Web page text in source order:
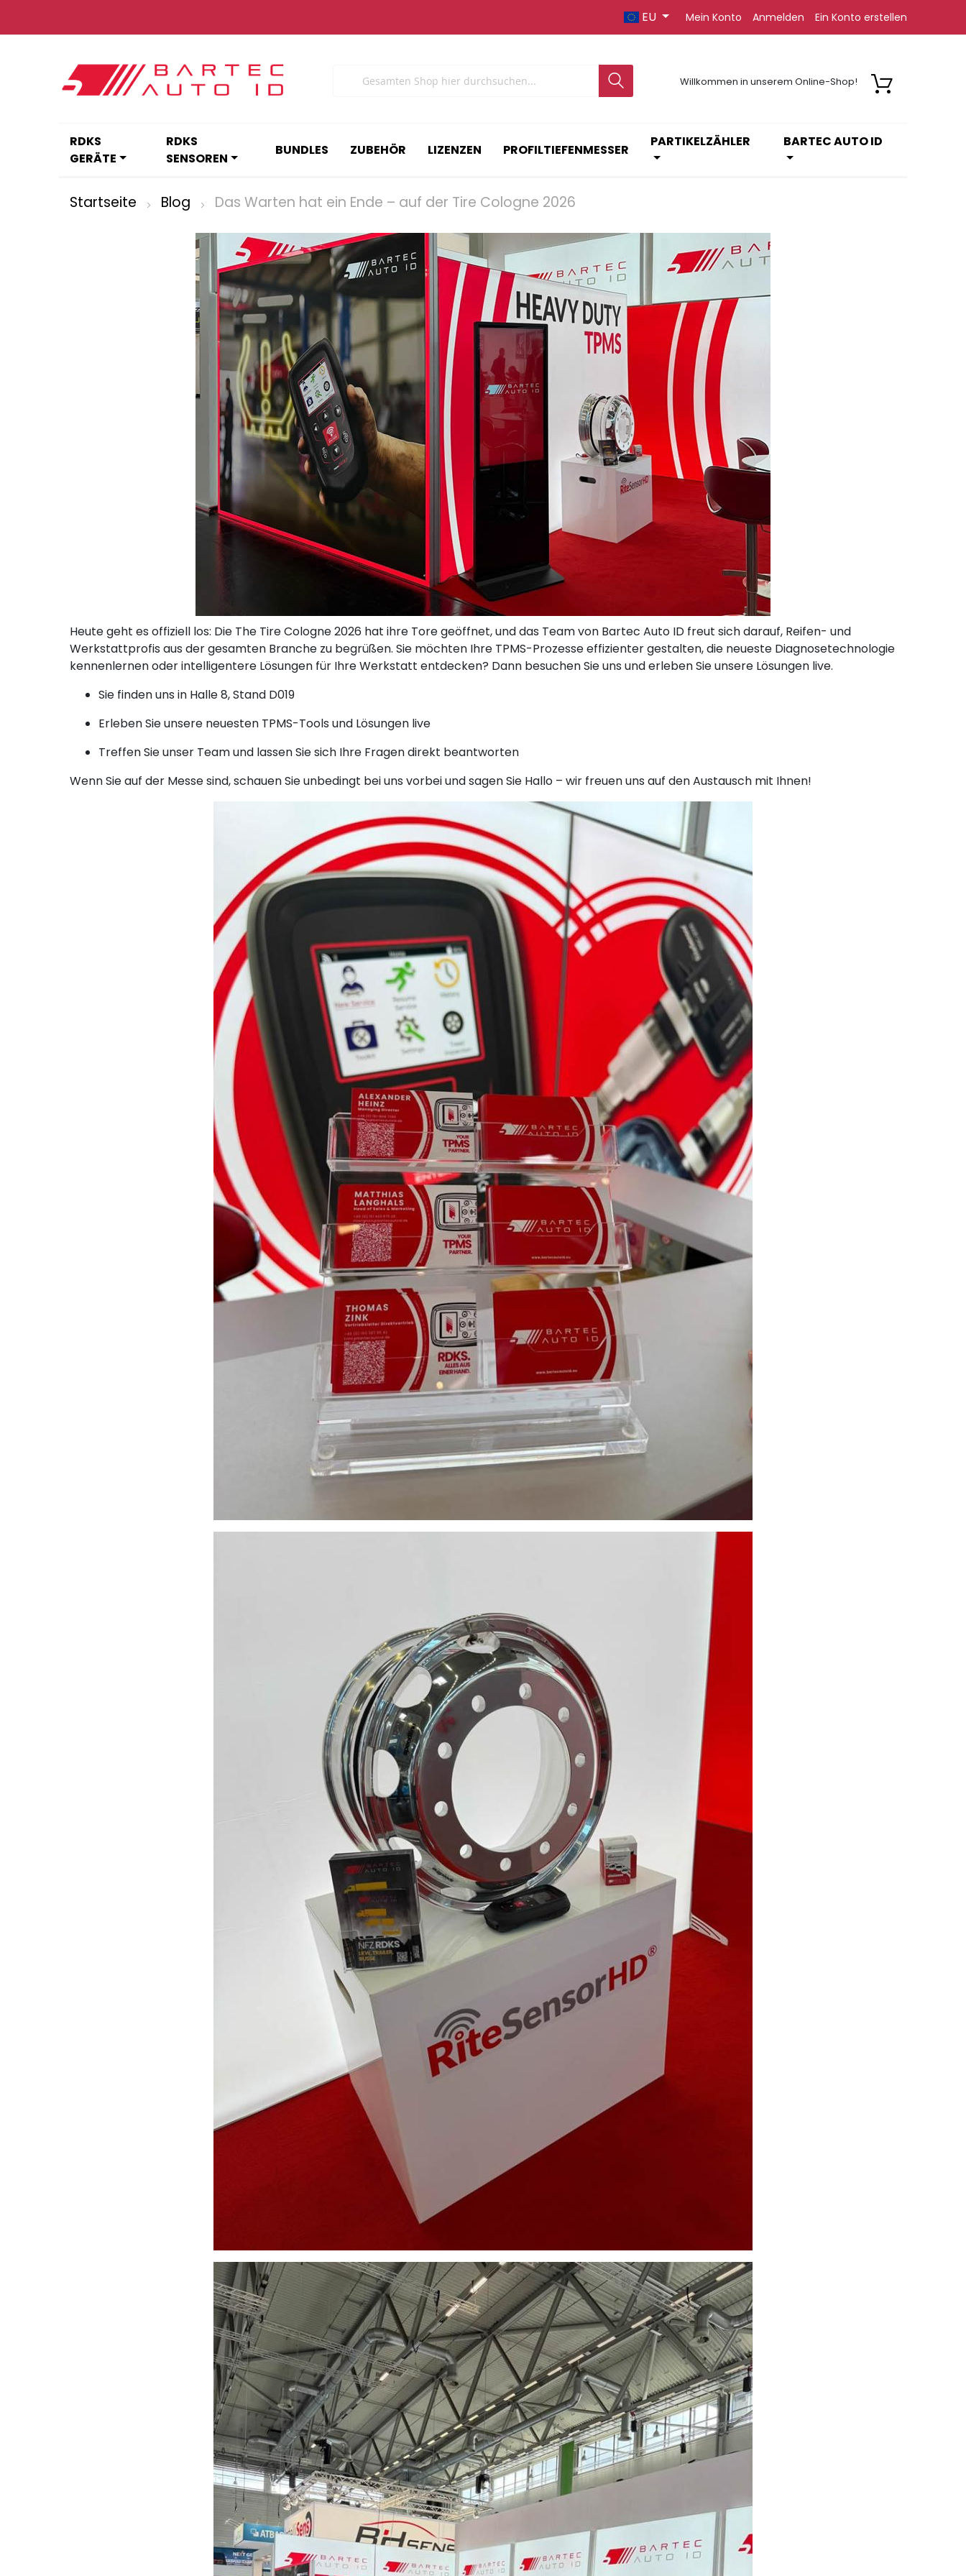
Mein Konto Anmelden Ein Konto erstellen
Inhalt
EU
Willkommen in unserem Online-Shop!
RDKS
GERÄTE
RDKS
SENSOREN
BUNDLES ZUBEHÖR LIZENZEN PROFILTIEFENMESSER
PARTIKELZÄHLER BARTEC AUTO ID
Startseite Blog Das Warten hat ein Ende – auf der Tire Cologne 2026
Heute geht es offiziell los: Die The Tire Cologne 2026 hat ihre Tore geöffnet, und das Team von Bartec Auto ID freut sich darauf, Reifen- und
Werkstattprofis aus der gesamten Branche zu begrüßen. Sie möchten Ihre TPMS-Prozesse effizienter gestalten, die neueste Diagnosetechnologie
kennenlernen oder intelligentere Lösungen für Ihre Werkstatt entdecken? Dann besuchen Sie uns und erleben Sie unsere Lösungen live.
Sie finden uns in Halle 8, Stand D019
Erleben Sie unsere neuesten TPMS-Tools und Lösungen live
Treffen Sie unser Team und lassen Sie sich Ihre Fragen direkt beantworten
Wenn Sie auf der Messe sind, schauen Sie unbedingt bei uns vorbei und sagen Sie Hallo – wir freuen uns auf den Austausch mit Ihnen!